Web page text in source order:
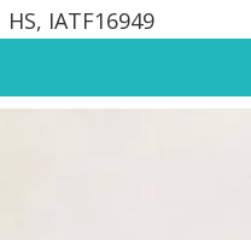
HS, IATF16949